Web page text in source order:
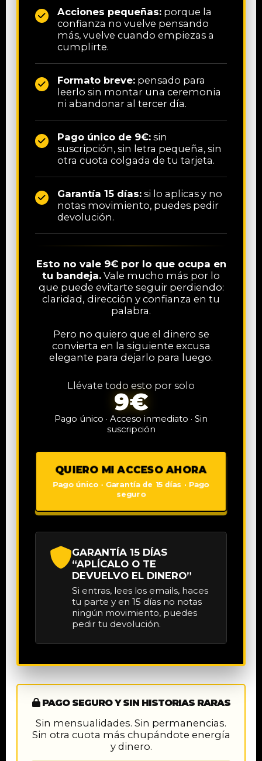
Acciones pequeñas: porque la
confianza no vuelve pensando
más, vuelve cuando empiezas a
cumplirte.
Formato breve: pensado para
leerlo sin montar una ceremonia
ni abandonar al tercer día.
Pago único de 9€: sin
suscripción, sin letra pequeña, sin
otra cuota colgada de tu tarjeta.
Garantía 15 días: si lo aplicas y no
notas movimiento, puedes pedir
devolución.
Esto no vale 9€ por lo que ocupa en
tu bandeja. Vale mucho más por lo
que puede evitarte seguir perdiendo:
claridad, dirección y confianza en tu
palabra.
Pero no quiero que el dinero se
convierta en la siguiente excusa
elegante para dejarlo para luego.
Llévate todo esto por solo
9€
Pago único · Acceso inmediato · Sin
suscripción
QUIERO MI ACCESO AHORA
Pago único · Garantía de 15 días · Pago
seguro
GARANTÍA 15 DÍAS
“APLÍCALO O TE
DEVUELVO EL DINERO”
Si entras, lees los emails, haces
tu parte y en 15 días no notas
ningún movimiento, puedes
pedir tu devolución.
PAGO SEGURO Y SIN HISTORIAS RARAS
Sin mensualidades. Sin permanencias.
Sin otra cuota más chupándote energía
y dinero.